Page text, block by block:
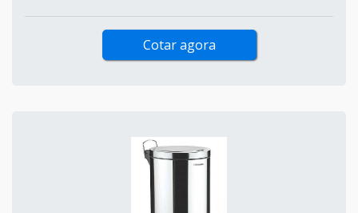
Cotar agora